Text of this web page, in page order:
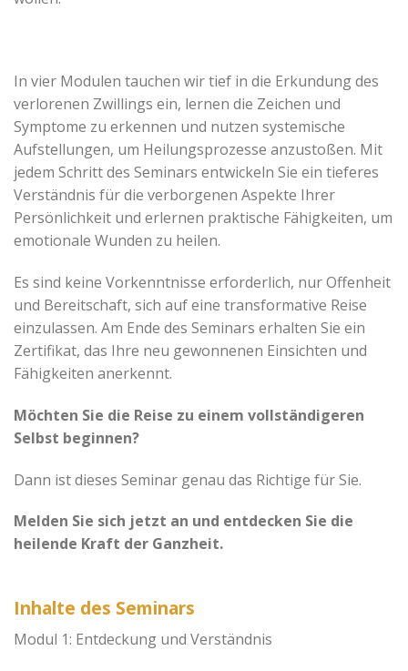
In vier Modulen tauchen wir tief in die Erkundung des
verlorenen Zwillings ein, lernen die Zeichen und
Symptome zu erkennen und nutzen systemische
Aufstellungen, um Heilungsprozesse anzustoßen. Mit
jedem Schritt des Seminars entwickeln Sie ein tieferes
Verständnis für die verborgenen Aspekte Ihrer
Persönlichkeit und erlernen praktische Fähigkeiten, um
emotionale Wunden zu heilen.
Es sind keine Vorkenntnisse erforderlich, nur Offenheit
und Bereitschaft, sich auf eine transformative Reise
einzulassen. Am Ende des Seminars erhalten Sie ein
Zertifikat, das Ihre neu gewonnenen Einsichten und
Fähigkeiten anerkennt.
Möchten Sie die Reise zu einem vollständigeren
Selbst beginnen?
Dann ist dieses Seminar genau das Richtige für Sie.
Melden Sie sich jetzt an und entdecken Sie die
heilende Kraft der Ganzheit.
Inhalte des Seminars
Modul 1: Entdeckung und Verständnis